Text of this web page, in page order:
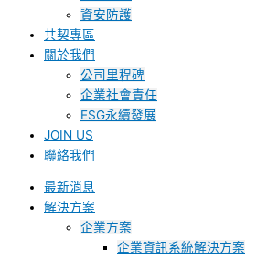
資安防護
共契專區
關於我們
公司里程碑
企業社會責任
ESG永續發展
JOIN US
聯絡我們
最新消息
解決方案
企業方案
企業資訊系統解決方案